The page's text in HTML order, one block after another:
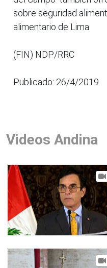
sobre seguridad
alimentario de Lima
(FIN) NDP/RRC
Publicado: 26/4/2019
Videos Andina